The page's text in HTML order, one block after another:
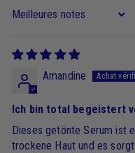
Sort by
Amandine
Ich bin total begeistert
Dieses getönte Serum ist
trockene Haut und es